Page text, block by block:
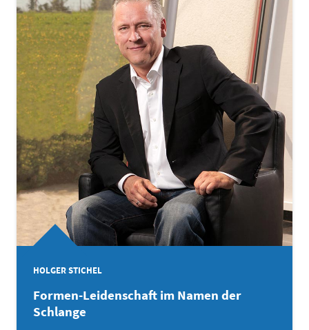
HOLGER STICHEL
Formen-Leidenschaft im Namen der
Schlange